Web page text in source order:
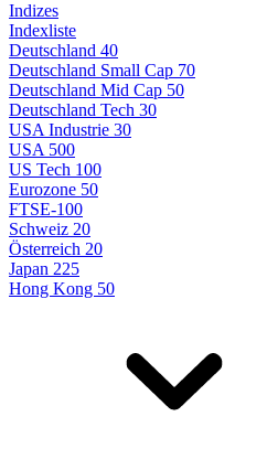
Indizes
Indexliste
Deutschland 40
Deutschland Small Cap 70
Deutschland Mid Cap 50
Deutschland Tech 30
USA Industrie 30
USA 500
US Tech 100
Eurozone 50
FTSE-100
Schweiz 20
Österreich 20
Japan 225
Hong Kong 50